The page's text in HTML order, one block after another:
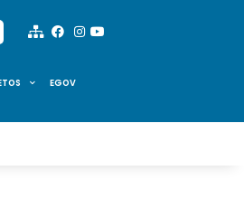
EGOV